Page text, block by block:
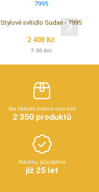
Stylové svítidlo Sudan - 7995
2 408 Kč
7-30 dní
Na skladě máme více než
2 350 produktů
Na trhu působíme
již 25 let